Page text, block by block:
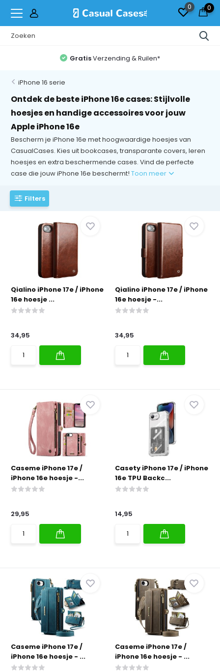
0 0
GratisVerzending & Ruilen*
iPhone 16 serie
Ontdek de beste iPhone 16e cases: Stijlvolle
hoesjes en handige accessoires voor jouw
Apple iPhone 16e
Bescherm je iPhone 16e met hoogwaardige hoesjes van
CasualCases. Kies uit bookcases, transparante covers, leren
hoesjes en extra beschermende cases. Vind de perfecte
case die jouw iPhone 16e beschermt!Toon meer
Filters
Qialino iPhone 17e / iPhone
16e hoesje ...
34,95
Qialino iPhone 17e / iPhone
16e hoesje -...
34,95
Caseme iPhone 17e /
iPhone 16e hoesje -...
29,95
Casety iPhone 17e / iPhone
16e TPU Backc...
14,95
Caseme iPhone 17e /
iPhone 16e hoesje - ...
Caseme iPhone 17e /
iPhone 16e hoesje - ...